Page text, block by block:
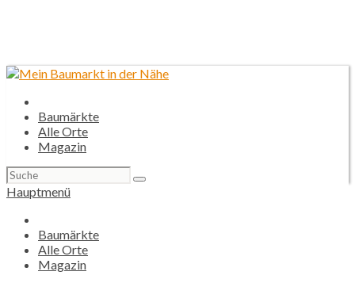
Baumärkte
Alle Orte
Magazin
Suchen
nach:
Hauptmenü
Baumärkte
Alle Orte
Magazin